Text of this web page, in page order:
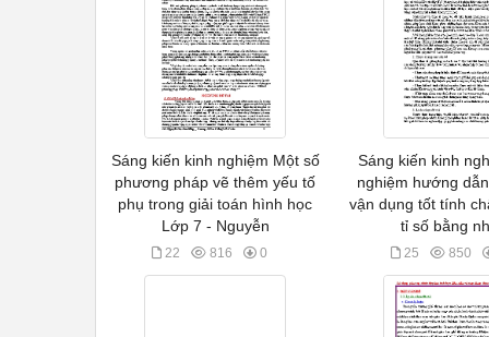
Sáng kiến kinh nghiệm Một số
phương pháp vẽ thêm yếu tố
phụ trong giải toán hình học
Lớp 7 - Nguyễn
22 816 0
Sáng kiến kinh
nghiệm hướng
vận dụng tốt tính
tỉ số bằng
25 850